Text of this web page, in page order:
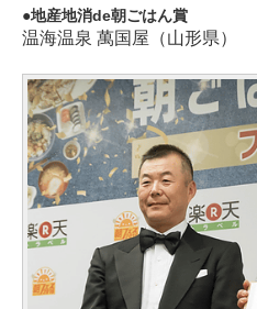
地産地消de朝ごはん賞
温海温泉 萬国屋（山形県）